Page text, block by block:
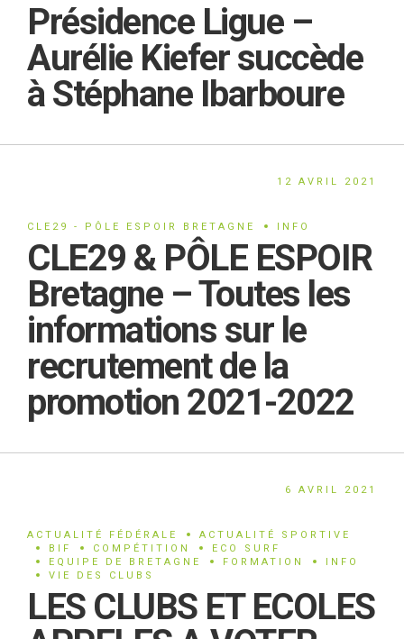
Présidence Ligue –
Aurélie Kiefer succède
à Stéphane Ibarboure
12 AVRIL 2021
CLE29 - PÔLE ESPOIR BRETAGNE INFO
CLE29 & PÔLE ESPOIR
Bretagne – Toutes les
informations sur le
recrutement de la
promotion 2021-2022
6 AVRIL 2021
ACTUALITÉ FÉDÉRALE
ACTUALITÉ SPORTIVE
BIF
COMPÉTITION
ECO SURF
EQUIPE DE BRETAGNE
FORMATION
INFO
VIE DES CLUBS
LES CLUBS ET ECOLES